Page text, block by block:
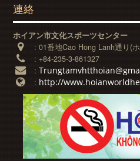
連絡
ホイアン市文化スポーツセンター
:01番地Cao Hong Lanh通り(
:+84-235-3-861327
:
: http://